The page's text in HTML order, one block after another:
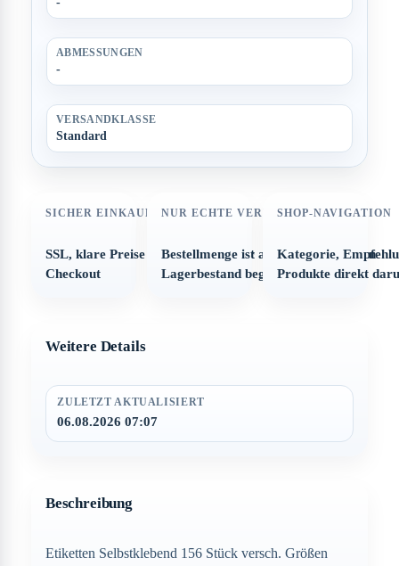
ABMESSUNGEN
-
VERSANDKLASSE
Standard
SICHER EINKAUFEN
SSL, klare Preise und strukturierter
Checkout
NUR ECHTE VERFÜGBARKEIT
Bestellmenge ist automatisch auf den
Lagerbestand begrenzt
SHOP-NAVIGATION
Kategorie,
Produkte direkt
Weitere Details
ZULETZT AKTUALISIERT
06.08.2026 07:07
Beschreibung
Etiketten Selbstklebend 156 Stück versch. Größen